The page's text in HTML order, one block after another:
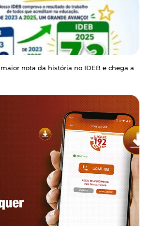
nota da história no IDEB e chega a